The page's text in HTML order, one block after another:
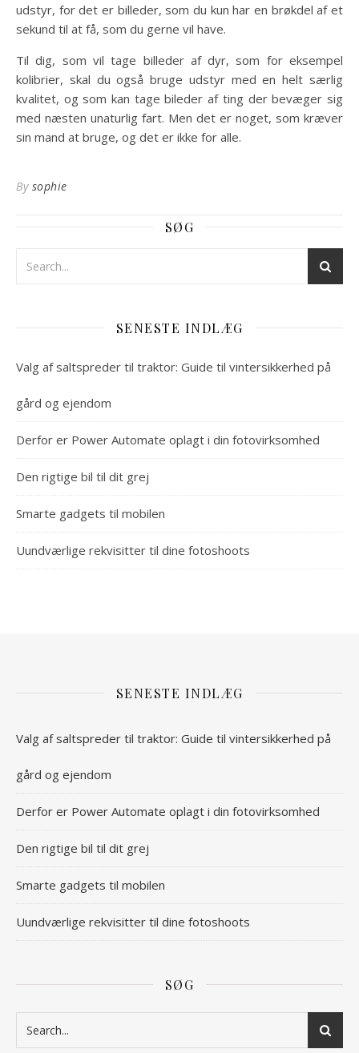
udstyr, for det er billeder, som du kun har en brøkdel af et
sekund til at få, som du gerne vil have.
Til dig, som vil tage billeder af dyr, som for eksempel
kolibrier, skal du også bruge udstyr med en helt særlig
kvalitet, og som kan tage bileder af ting der bevæger sig
med næsten unaturlig fart. Men det er noget, som kræver
sin mand at bruge, og det er ikke for alle.
By sophie
SØG
SENESTE INDLÆG
Valg af saltspreder til traktor: Guide til vintersikkerhed på
gård og ejendom
Derfor er Power Automate oplagt i din fotovirksomhed
Den rigtige bil til dit grej
Smarte gadgets til mobilen
Uundværlige rekvisitter til dine fotoshoots
SENESTE INDLÆG
Valg af saltspreder til traktor: Guide til vintersikkerhed på
gård og ejendom
Derfor er Power Automate oplagt i din fotovirksomhed
Den rigtige bil til dit grej
Smarte gadgets til mobilen
Uundværlige rekvisitter til dine fotoshoots
SØG